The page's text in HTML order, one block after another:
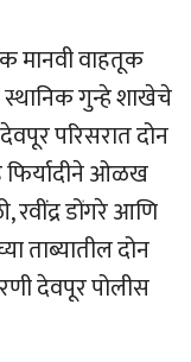
मानवी वाहतूक
स्थानिक गुन्हे शाखेचे
परिसरात दोन
ओळख
रवींद्र डोंगरे आणि
ताब्यातील दोन
देवपूर पोलीस